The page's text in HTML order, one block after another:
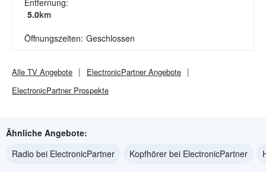
Entfernung:
5.0km
Öffnungszeiten: Geschlossen
Alle TV Angebote ElectronicPartnerAngebote
ElectronicPartnerProspekte
Ähnliche Angebote:
Radio bei ElectronicPartner
Kopfhörer bei ElectronicPartner